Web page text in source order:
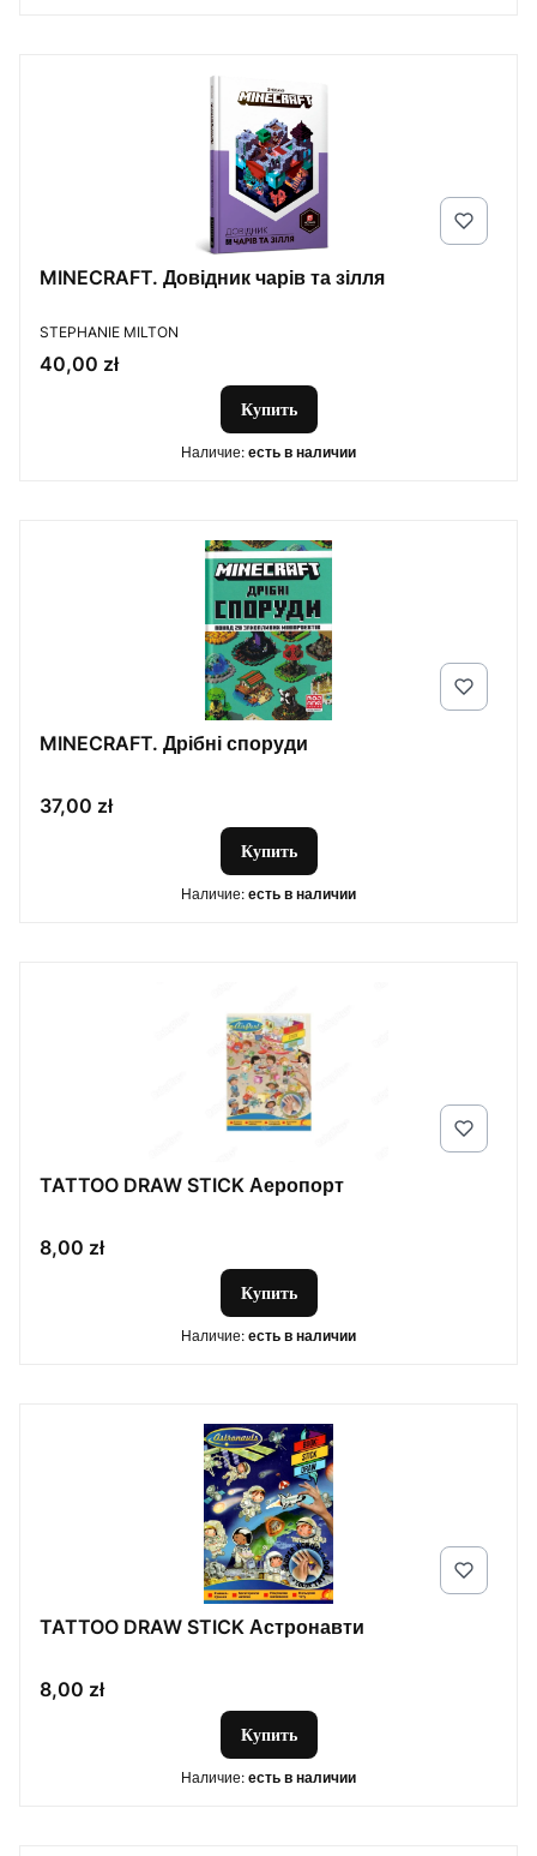
MINECRAFT. Довідник чарів та зілля
ПРОИЗВОДИТЕЛЬ
STEPHANIE MILTON
Цена
40,00 zł
Купить
Наличие: есть в наличии
MINECRAFT. Дрібні споруди
Цена
37,00 zł
Купить
Наличие: есть в наличии
TATTOO DRAW STICK Аеропорт
Цена
8,00 zł
Купить
Наличие: есть в наличии
TATTOO DRAW STICK Астронавти
Цена
8,00 zł
Купить
Наличие: есть в наличии